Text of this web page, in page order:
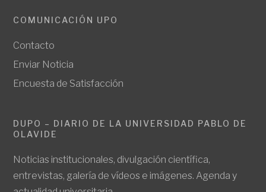
COMUNICACIÓN UPO
Contacto
Enviar Noticia
Encuesta de Satisfacción
DUPO – DIARIO DE LA UNIVERSIDAD PABLO DE
OLAVIDE
Noticias institucionales, divulgación científica,
entrevistas, galería de vídeos e imágenes. Agenda y